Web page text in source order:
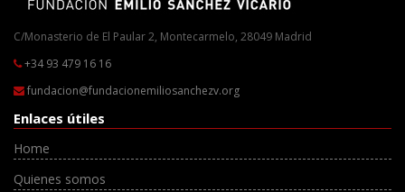
C/Monasterio de El Paular 2, Montecarmelo, 28049 Madrid
+34 93 479 16 16
fundacion@fundacionemiliosanchezv.org
Enlaces útiles
Home
Quienes somos